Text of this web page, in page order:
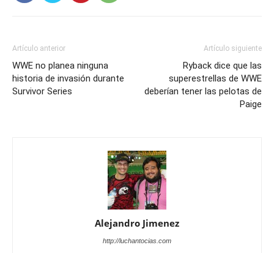
Artículo anterior
WWE no planea ninguna
historia de invasión durante
Survivor Series
Artículo siguiente
Ryback dice que las
superestrellas de WWE
deberían tener las pelotas de
Paige
Alejandro Jimenez
http://luchantocias.com